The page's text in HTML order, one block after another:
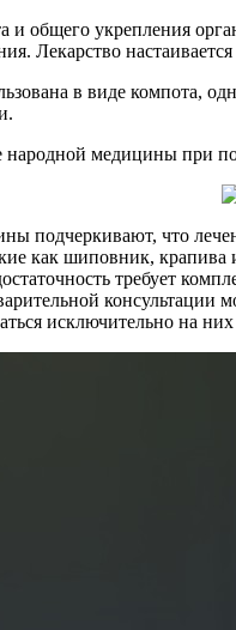
общего укрепления
Лекарство
в виде компота,
медицины при
подчеркивают, что
как шиповник,
требует
исключительно на